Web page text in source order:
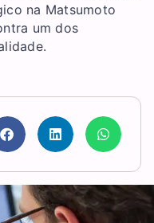
na Matsumoto
um dos